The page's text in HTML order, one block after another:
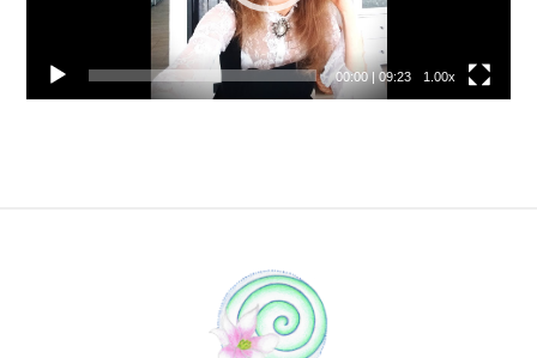
00:00|09:23 1.00x